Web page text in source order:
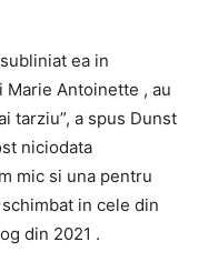
ea in
Antoinette , au
tarziu”, a spus Dunst
niciodata
mic si una pentru
in cele din
din 2021 .